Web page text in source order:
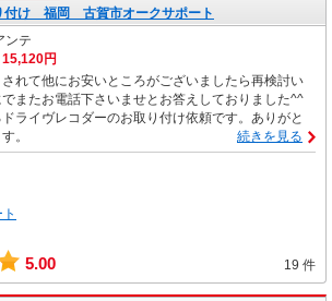
付け 福岡 古賀市オークサポート
ンテ
15,120円
れて他にお安いところがございましたら再検討い
またお電話下さいませとお答えしておりました^^
ライヴレコダーのお取り付け依頼です。ありがと
。
続きを見る
5.00 19 件